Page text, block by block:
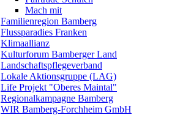
Mach mit
Familienregion Bamberg
Flussparadies Franken
Klimaallianz
Kulturforum Bamberger Land
Landschaftspflegeverband
Lokale Aktionsgruppe (LAG)
Life Projekt "Oberes Maintal"
Regionalkampagne Bamberg
WIR Bamberg-Forchheim GmbH